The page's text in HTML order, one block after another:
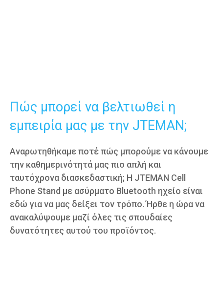
Πώς μπορεί να βελτιωθεί η
εμπειρία μας με την JTEMAN;
Αναρωτηθήκαμε ποτέ πώς μπορούμε να κάνουμε
την καθημερινότητά μας πιο απλή και
ταυτόχρονα διασκεδαστική; Η JTEMAN Cell
Phone Stand με ασύρματο Bluetooth ηχείο είναι
εδώ για να μας δείξει τον τρόπο. Ήρθε η ώρα να
ανακαλύψουμε μαζί όλες τις σπουδαίες
δυνατότητες αυτού του προϊόντος.